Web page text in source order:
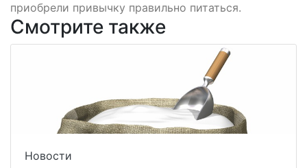
приобрели привычку правильно питаться.
Смотрите также
Новости